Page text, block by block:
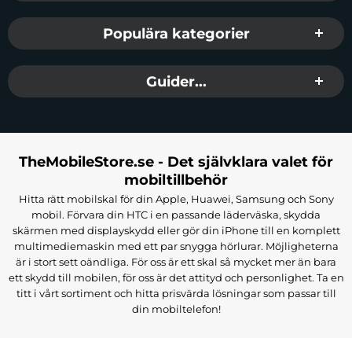
Populära kategorier
Guider...
TheMobileStore.se - Det självklara valet för
mobiltillbehör
Hitta rätt mobilskal för din Apple, Huawei, Samsung och Sony
mobil. Förvara din HTC i en passande läderväska, skydda
skärmen med displayskydd eller gör din iPhone till en komplett
multimediemaskin med ett par snygga hörlurar. Möjligheterna
är i stort sett oändliga. För oss är ett skal så mycket mer än bara
ett skydd till mobilen, för oss är det attityd och personlighet. Ta en
titt i vårt sortiment och hitta prisvärda lösningar som passar till
din mobiltelefon!